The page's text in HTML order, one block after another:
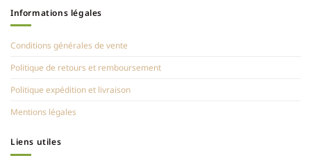
Informations légales
Conditions générales de vente
Politique de retours et remboursement
Politique expédition et livraison
Mentions légales
Liens utiles